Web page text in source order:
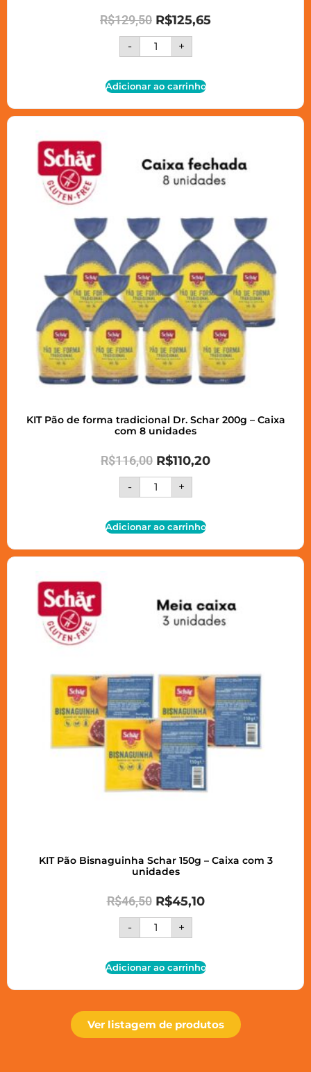
R$129,50 R$125,65
- +
Adicionar ao carrinho
KIT Pão de forma tradicional Dr. Schar 200g – Caixa
com 8 unidades
R$116,00 R$110,20
- +
Adicionar ao carrinho
KIT Pão Bisnaguinha Schar 150g – Caixa com 3
unidades
R$46,50 R$45,10
- +
Adicionar ao carrinho
Ver listagem de produtos